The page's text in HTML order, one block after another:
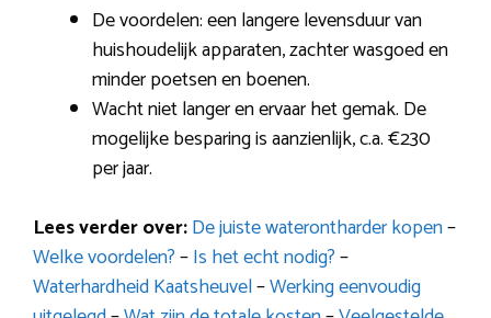
De voordelen: een langere levensduur van
huishoudelijk apparaten, zachter wasgoed en
minder poetsen en boenen.
Wacht niet langer en ervaar het gemak. De
mogelijke besparing is aanzienlijk, c.a. €230
per jaar.
Lees verder over:De juiste waterontharder kopen–
Welke voordelen?–Is het echt nodig?–
Waterhardheid Kaatsheuvel–Werking eenvoudig